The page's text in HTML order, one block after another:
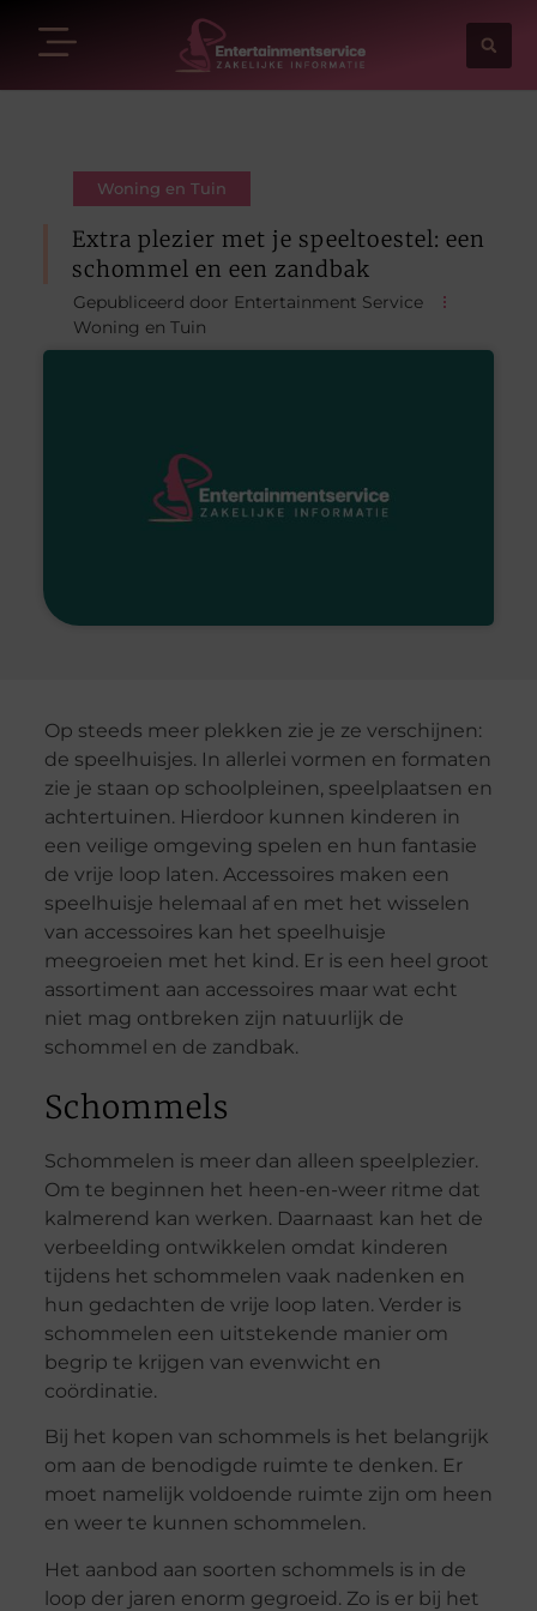
Woning en Tuin
Extra plezier met je speeltoestel: een
schommel en een zandbak
Gepubliceerd door Entertainment Service
Woning en Tuin
Op steeds meer plekken zie je ze verschijnen:
de speelhuisjes. In allerlei vormen en formaten
zie je staan op schoolpleinen, speelplaatsen en
achtertuinen. Hierdoor kunnen kinderen in
een veilige omgeving spelen en hun fantasie
de vrije loop laten. Accessoires maken een
speelhuisje helemaal af en met het wisselen
van accessoires kan het speelhuisje
meegroeien met het kind. Er is een heel groot
assortiment aan accessoires maar wat echt
niet mag ontbreken zijn natuurlijk de
schommel en de zandbak.
Schommels
Schommelen is meer dan alleen speelplezier.
Om te beginnen het heen-en-weer ritme dat
kalmerend kan werken. Daarnaast kan het de
verbeelding ontwikkelen omdat kinderen
tijdens het schommelen vaak nadenken en
hun gedachten de vrije loop laten. Verder is
schommelen een uitstekende manier om
begrip te krijgen van evenwicht en
coördinatie.
Bij het kopen van schommels is het belangrijk
om aan de benodigde ruimte te denken. Er
moet namelijk voldoende ruimte zijn om heen
en weer te kunnen schommelen.
Het aanbod aan soorten schommels is in de
loop der jaren enorm gegroeid. Zo is er bij het